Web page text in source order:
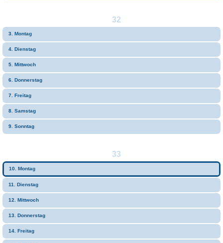
32
3. Montag
4. Dienstag
5. Mittwoch
6. Donnerstag
7. Freitag
8. Samstag
9. Sonntag
33
10. Montag
11. Dienstag
12. Mittwoch
13. Donnerstag
14. Freitag